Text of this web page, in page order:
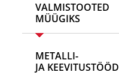
VALMISTOOTED
MÜÜGIKS
METALLI-
JA KEEVITUSTÖÖD